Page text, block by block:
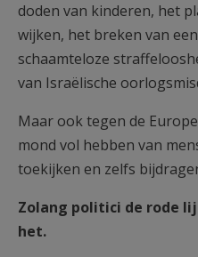
doden van kinderen, het
wijken, het breken van
schaamteloze
van Israëlische
Maar ook tegen de
mond vol hebben van
toekijken en zelfs
Zolang politici de rode
het.